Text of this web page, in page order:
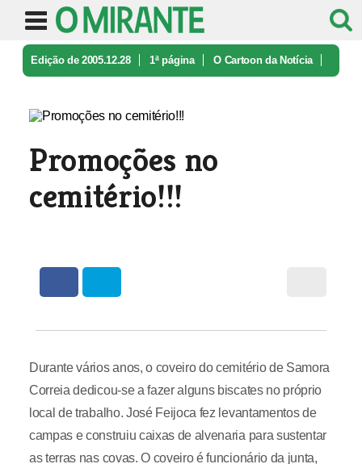
Edição de 2005.12.28 1ª página O Cartoon da Notícia
Promoções no
cemitério!!!
Durante vários anos, o coveiro do cemitério de Samora
Correia dedicou-se a fazer alguns biscates no próprio
local de trabalho. José Feijoca fez levantamentos de
campas e construiu caixas de alvenaria para sustentar
as terras nas covas. O coveiro é funcionário da junta,